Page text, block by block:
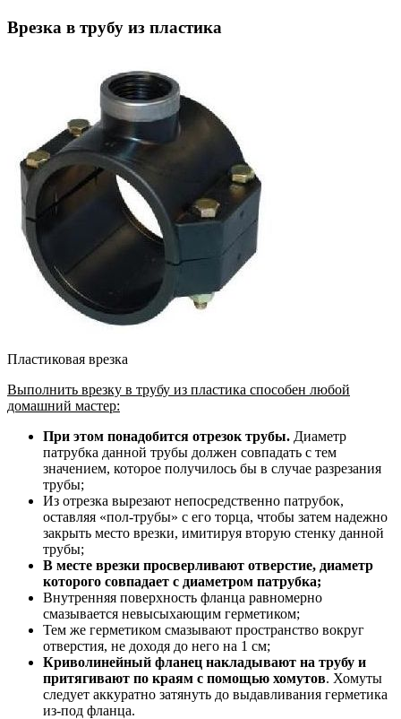
Врезка в трубу из пластика
Пластиковая врезка
Выполнить врезку в трубу из пластика способен любой
домашний мастер:
При этом понадобится отрезок трубы. Диаметр
патрубка данной трубы должен совпадать с тем
значением, которое получилось бы в случае разрезания
трубы;
Из отрезка вырезают непосредственно патрубок,
оставляя «пол-трубы» с его торца, чтобы затем надежно
закрыть место врезки, имитируя вторую стенку данной
трубы;
В месте врезки просверливают отверстие, диаметр
которого совпадает с диаметром патрубка;
Внутренняя поверхность фланца равномерно
смазывается невысыхающим герметиком;
Тем же герметиком смазывают пространство вокруг
отверстия, не доходя до него на 1 см;
Криволинейный фланец накладывают на трубу и
притягивают по краям с помощью хомутов. Хомуты
следует аккуратно затянуть до выдавливания герметика
из-под фланца.